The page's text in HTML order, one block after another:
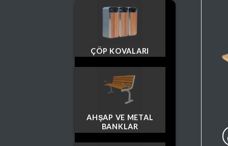
ÇÖP KOVALARI
AHŞAP VE METAL
BANKLAR